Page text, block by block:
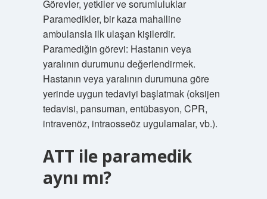
Görevler, yetkiler ve sorumluluklar
Paramedikler, bir kaza mahalline
ambulansla ilk ulaşan kişilerdir.
Paramediğin görevi: Hastanın veya
yaralının durumunu değerlendirmek.
Hastanın veya yaralının durumuna göre
yerinde uygun tedaviyi başlatmak (oksijen
tedavisi, pansuman, entübasyon, CPR,
intravenöz, intraosseöz uygulamalar, vb.).
ATT ile paramedik
aynı mı?